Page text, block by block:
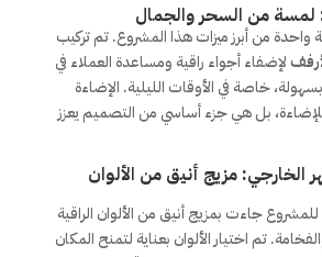
لمسة من السحر والجمال
واحدة من أبرز ميزات هذا المشروع. تم تركيب
لإضفاء أجواء راقية ومساعدة العملاء في
خاصة في الأوقات الليلية. الإضاءة
بل هي جزء أساسي من التصميم يعزز
الخارجي: مزيج أنيق من الألوان
جاءت بمزيج أنيق من الألوان الراقية
تم اختيار الألوان بعناية لتمنح المكان